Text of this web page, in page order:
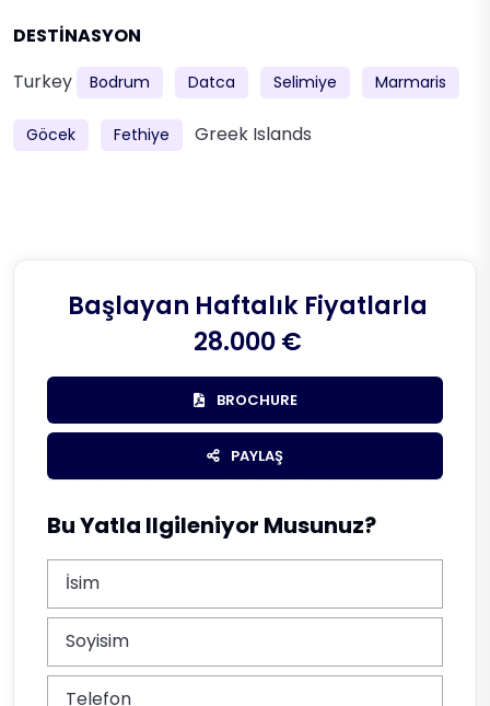
DESTİNASYON
Turkey
Bodrum Datca Selimiye Marmaris
Göcek Fethiye Greek Islands
Başlayan Haftalık Fiyatlarla
28.000 €
BROCHURE
PAYLAŞ
Bu Yatla Ilgileniyor Musunuz?